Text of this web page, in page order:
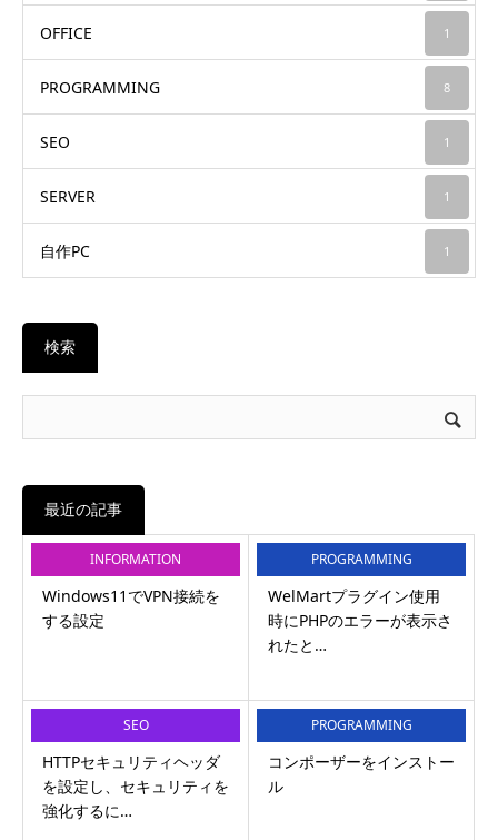
OFFICE 1
PROGRAMMING 8
SEO 1
SERVER 1
自作PC 1
検索
最近の記事
INFORMATION
Windows11でVPN接続を
する設定
PROGRAMMING
WelMartプラグイン使用
時にPHPのエラーが表示さ
れたと…
SEO
HTTPセキュリティヘッダ
を設定し、セキュリティを
強化するに…
PROGRAMMING
コンポーザーをインストー
ル